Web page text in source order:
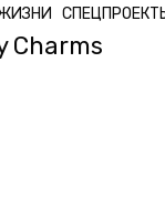
Charms